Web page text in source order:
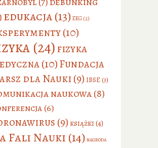
edukacja(13) EKG(2)
(10)
(24)fizyka
(10)Fundacja
dla Nauki(9) IBSE(3)
naukowa(8)
(6)
(9) książki (4)
Fali Nauki (14) nagroda